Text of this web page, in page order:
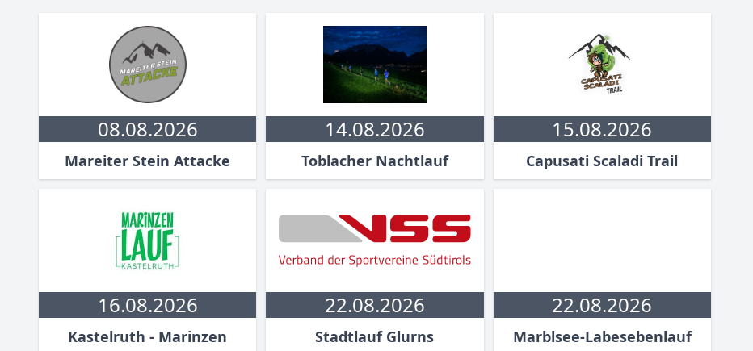
08.08.2026
Mareiter Stein Attacke
14.08.2026
Toblacher Nachtlauf
15.08.2026
Capusati Scaladi Trail
16.08.2026
Kastelruth - Marinzen
22.08.2026
Stadtlauf Glurns
22.08.2026
Marblsee-Labesebenlauf